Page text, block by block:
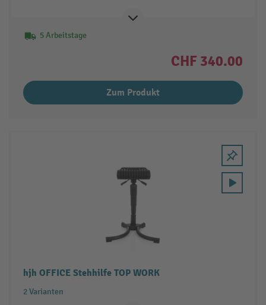
5 Arbeitstage
CHF 340.00
Zum Produkt
hjh OFFICE Stehhilfe TOP WORK
2 Varianten